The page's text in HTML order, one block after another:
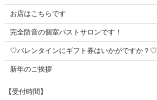
お店はこちらです
完全防音の個室バストサロンです！
♡バレンタインにギフト券はいかがですか？♡
新年のご挨拶
【受付時間】